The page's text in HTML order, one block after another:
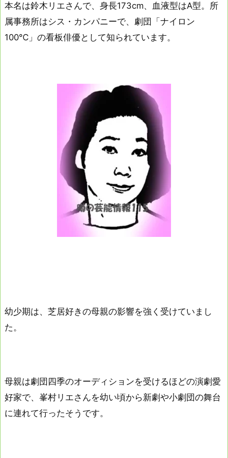
本名は鈴木リエさんで、身長173cm、血液型はA型。所
属事務所はシス・カンパニーで、劇団「ナイロン
100℃」の看板俳優として知られています。
幼少期は、芝居好きの母親の影響を強く受けていまし
た。
母親は劇団四季のオーディションを受けるほどの演劇愛
好家で、峯村リエさんを幼い頃から新劇や小劇団の舞台
に連れて行ったそうです。